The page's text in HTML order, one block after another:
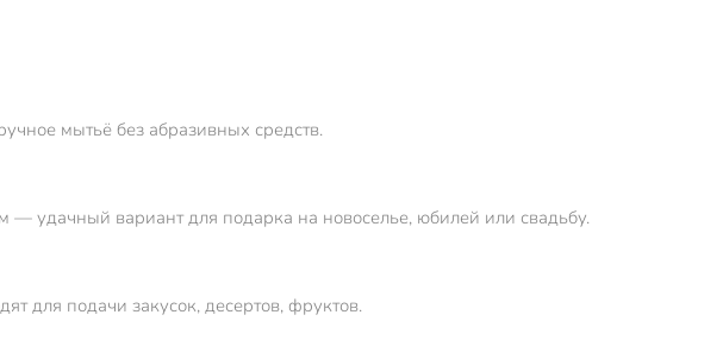
мытьё без абразивных средств.
удачный вариант для подарка на новоселье, юбилей или свадьбу.
для подачи закусок, десертов, фруктов.